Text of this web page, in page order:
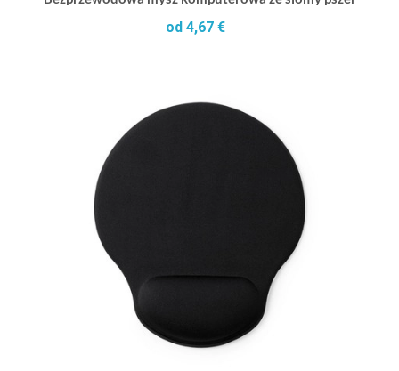
od 4,67 €